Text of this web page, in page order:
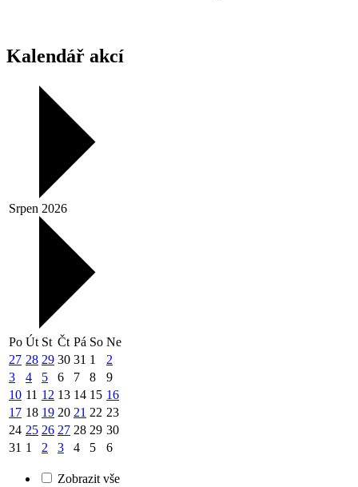
Kalendář akcí
Srpen 2026
Po Út St Čt Pá So Ne
27 28 29 30 31 1
2
3
4 5 6 7 8
9
10 11 12 13 14 15 16
17 18 19 20 21 22 23
24 25 26 27 28 29 30
31 1 2 3 4 5 6
Zobrazit vše